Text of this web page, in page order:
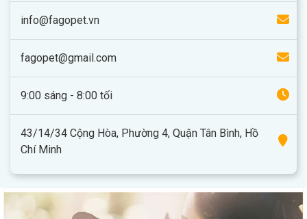
info@fagopet.vn
fagopet@gmail.com
9:00 sáng - 8:00 tối
43/14/34 Cộng Hòa, Phường 4, Quận Tân Bình, Hồ
Chí Minh